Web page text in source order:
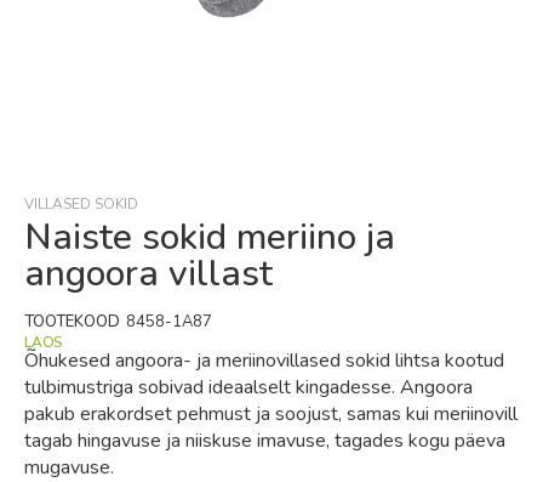
of
the
images
gallery
VILLASED SOKID
Naiste sokid meriino ja
angoora villast
Õhukesed angoora- ja meriinovillased sokid lihtsa kootud
tulbimustriga sobivad ideaalselt kingadesse. Angoora
pakub erakordset pehmust ja soojust, samas kui meriinovill
tagab hingavuse ja niiskuse imavuse, tagades kogu päeva
mugavuse.
LAOS
TOOTEKOOD 8458-1A87